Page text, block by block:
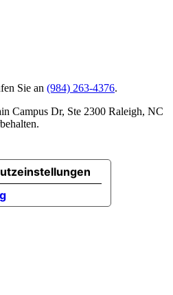
Sie an (984) 263-4376.
Campus Dr, Ste 2300 Raleigh, NC